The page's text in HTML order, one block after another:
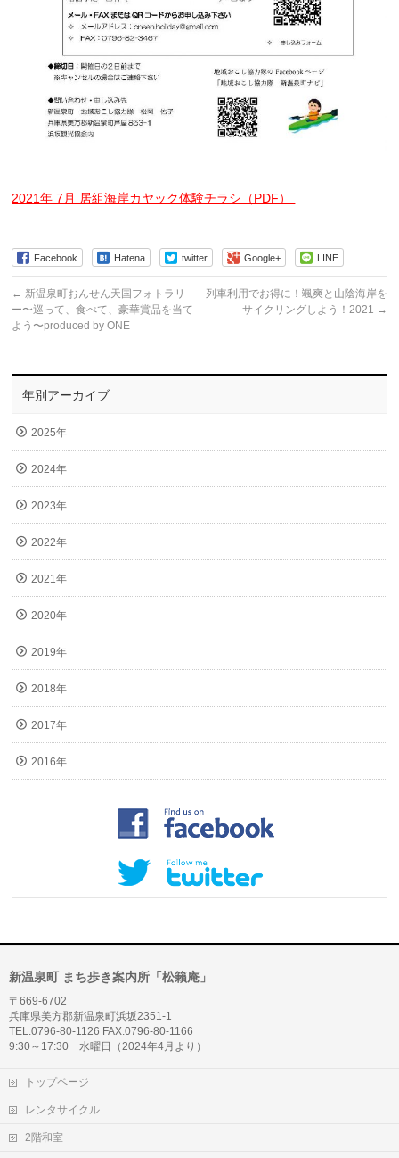
2021年 7月 居組海岸カヤック体験チラシ（PDF）
Facebook Hatena twitter Google+ LINE
← 新温泉町おんせん天国フォトラリ
ー〜巡って、食べて、豪華賞品を当て
よう〜produced by ONE
列車利用でお得に！颯爽と山陰海岸を
サイクリングしよう！2021 →
年別アーカイブ
2025年
2024年
2023年
2022年
2021年
2020年
2019年
2018年
2017年
2016年
新温泉町 まち歩き案内所「松籟庵」
〒669-6702
兵庫県美方郡新温泉町浜坂2351-1
TEL.0796-80-1126 FAX.0796-80-1166
9:30～17:30 水曜日（2024年4月より）
トップページ
レンタサイクル
2階和室